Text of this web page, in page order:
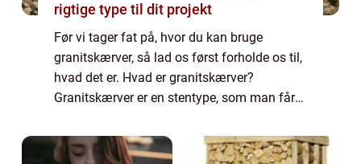
rigtige type til dit projekt
Før vi tager fat på, hvor du kan bruge
granitskærver, så lad os først forholde os til,
hvad det er. Hvad er granitskærver?
Granitskærver er en stentype, som man får